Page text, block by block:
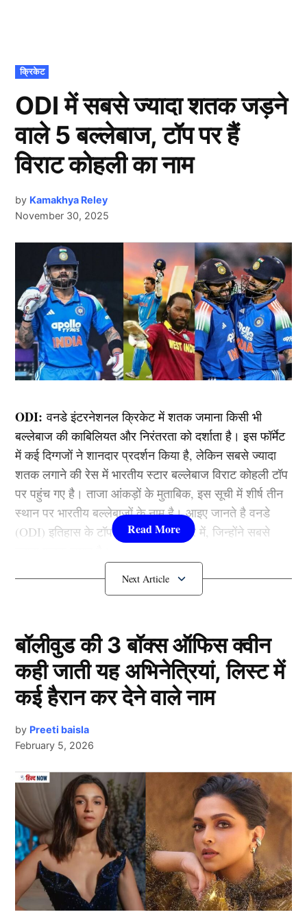
POSTED
IN
क्रिकेट
ODI में सबसे ज्यादा शतक जड़ने
वाले 5 बल्लेबाज, टॉप पर हैं
विराट कोहली का नाम
by Kamakhya Reley
November 30, 2025
ODI:वनडे इंटरनेशनल क्रिकेट में शतक जमाना किसी भी
बल्लेबाज की काबिलियत और निरंतरता को दर्शाता है। इस फॉर्मेट
में कई दिग्गजों ने शानदार प्रदर्शन किया है, लेकिन सबसे ज्यादा
शतक लगाने की रेस में भारतीय स्टार बल्लेबाज विराट कोहली टॉप
पर पहुंच गए है। ताजा आंकड़ों के मुताबिक, इस सूची में शीर्ष तीन
स्थान पर भारतीय बल्लेबाजों के नाम है। आइए जानते है वनडे
(ODI) इतिहास के टॉप 5 बल्लेबाजों के बारे में, जिन्होंने सबसे
ODI में सबसे ज्यादा शतक जड़ने वाले 5
Odi
1. विराट कोहली
इस लिस्ट में सबसे पहला नाम भारतीय दिग्गज बल्लेबाज विराट
कोहली का है। आपको बता दें, वनडे (ODI) क्रिकेट के किंग कहे
जाने वाले विराट कोहली इस फॉर्मेट में सबसे ज्यादा शतक लगाने
Next Article
बॉलीवुड की 3 बॉक्स ऑफिस क्वीन
कही जाती यह अभिनेत्रियां, लिस्ट में
कई हैरान कर देने वाले नाम
by Preeti baisla
February 5, 2026